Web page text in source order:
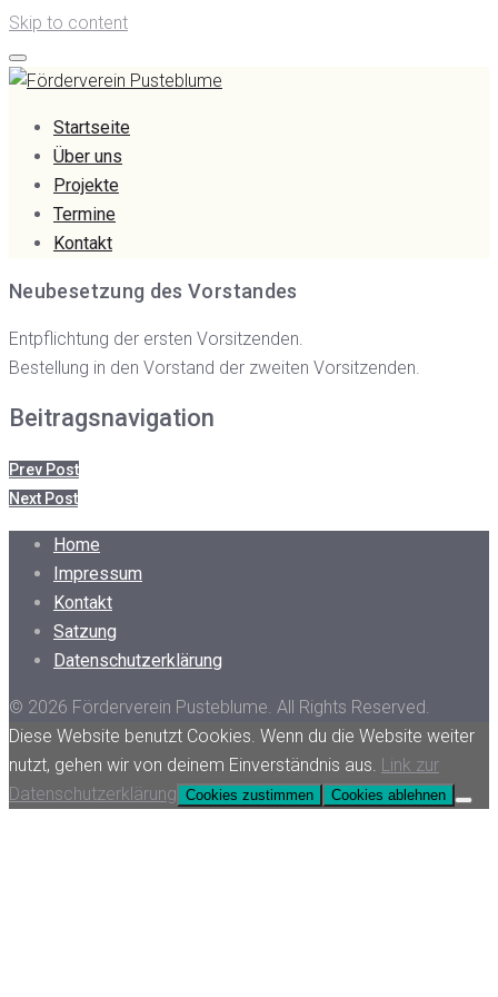
Skip to content
Startseite
Über uns
Projekte
Termine
Kontakt
Neubesetzung des Vorstandes
Entpflichtung der ersten Vorsitzenden.
Bestellung in den Vorstand der zweiten Vorsitzenden.
Beitragsnavigation
Prev Post
Next Post
Home
Impressum
Kontakt
Satzung
Datenschutzerklärung
© 2026 Förderverein Pusteblume. All Rights Reserved.
Diese Website benutzt Cookies. Wenn du die Website weiter
nutzt, gehen wir von deinem Einverständnis aus. Link zur
Datenschutzerklärung Cookies zustimmen Cookies ablehnen